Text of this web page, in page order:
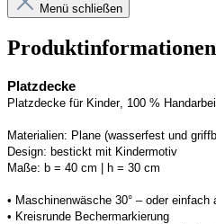
Menü schließen
Platzdecke
Platzdecke für Kinder, 100 %
Materialien: Plane (wasserfest und
Design: bestickt mit Kindermotiv
Maße: b = 40 cm | h = 30 cm
• Maschinenwäsche 30° – oder einfach
• Kreisrunde Bechermarkierung